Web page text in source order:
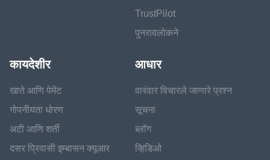
TrustPilot
पुनरावलोकने
कायदेशीर
खाते आणि पेमेंट
गोपनीयता धोरण
अटी आणि शर्ती
दसर प्रिवासी इम्बासन क्यूआर
आधार
वारंवार विचारले जाणारे प्रश्न
सूचना
ब्लॉग
व्हिडिओ